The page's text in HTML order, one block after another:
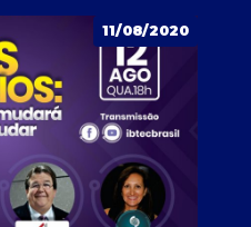
11/08/2020